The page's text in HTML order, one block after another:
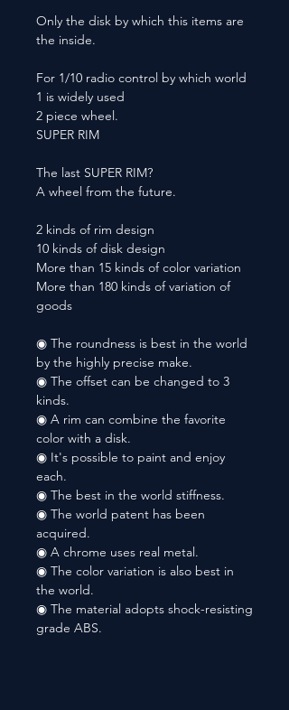
Only the disk by which this items are
the inside.
For 1/10 radio control by which world
1 is widely used
2 piece wheel.
SUPER RIM
The last SUPER RIM?
A wheel from the future.
2 kinds of rim design
10 kinds of disk design
More than 15 kinds of color variation
More than 180 kinds of variation of
goods
◉ The roundness is best in the world
by the highly precise make.
◉ The offset can be changed to 3
kinds.
◉ A rim can combine the favorite
color with a disk.
◉ It's possible to paint and enjoy
each.
◉ The best in the world stiffness.
◉ The world patent has been
acquired.
◉ A chrome uses real metal.
◉ The color variation is also best in
the world.
◉ The material adopts shock-resisting
grade ABS.